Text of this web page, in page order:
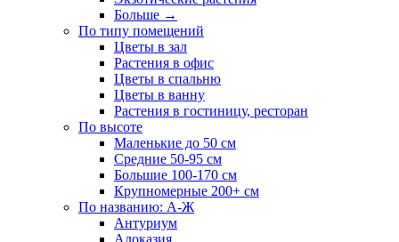
Больше →
По типу помещений
Цветы в зал
Растения в офис
Цветы в спальню
Цветы в ванну
Растения в гостиницу, ресторан
По высоте
Маленькие до 50 см
Средние 50-95 см
Большие 100-170 см
Крупномерные 200+ см
По названию: А-Ж
Антуриум
Алоказия